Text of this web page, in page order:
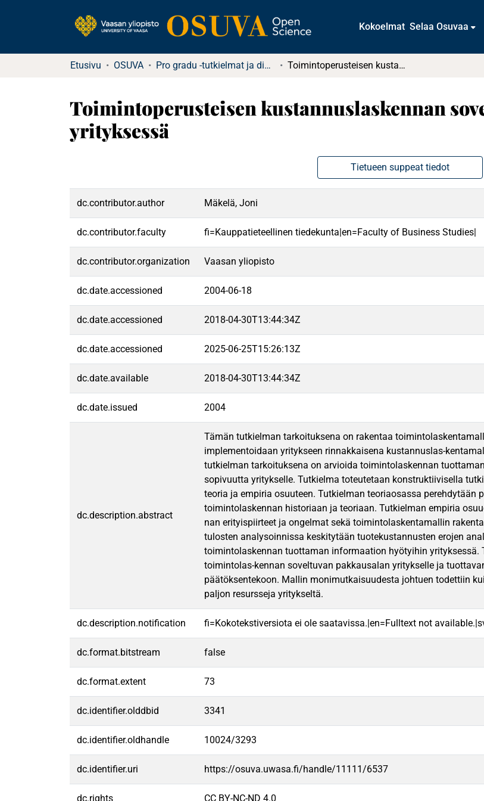
Kokoelmat Selaa Osuvaa
Etusivu OSUVA Pro gradu -tutkielmat ja diplomityöt Toimintoperusteisen kustannuslaskennan soveltaminen pakkausalan yrityksessä
Toimintoperusteisen kustannuslaskennan
yrityksessä
Tietueen suppeat tiedot
dc.contributor.author Mäkelä, Joni
dc.contributor.faculty fi=Kauppatieteellinen tiedekunta|en=Faculty of Business Studies|
dc.contributor.organization Vaasan yliopisto
dc.date.accessioned 2004-06-18
dc.date.accessioned 2018-04-30T13:44:34Z
dc.date.accessioned 2025-06-25T15:26:13Z
dc.date.available 2018-04-30T13:44:34Z
dc.date.issued 2004
dc.description.abstract
Tämän tutkielman tarkoituksena on rakentaa
implementoidaan yritykseen rinnakkaisena kustannuslas-
tutkielman tarkoituksena on arvioida toimintolaskennan
sopivuutta yritykselle. Tutkielma toteutetaan konstruktiivisella
teoria ja empiria osuuteen. Tutkielman teoriaosassa
toimintolaskennan historiaan ja teoriaan. Tutkielman empiria
nan erityispiirteet ja ongelmat sekä toimintolaskentamallin
tulosten analysoinnissa keskitytään tuotekustannusten erojen
toimintolaskennan tuottaman informaation hyötyihin
toimintolas-kennan soveltuvan pakkausalan yritykselle ja
päätöksentekoon. Mallin monimutkaisuudesta johtuen todettiin
paljon resursseja yritykseltä.
dc.description.notification fi=Kokotekstiversiota ei ole saatavissa.|en=Fulltext not
dc.format.bitstream false
dc.format.extent 73
dc.identifier.olddbid 3341
dc.identifier.oldhandle 10024/3293
dc.identifier.uri https://osuva.uwasa.fi/handle/11111/6537
dc.rights CC BY-NC-ND 4.0